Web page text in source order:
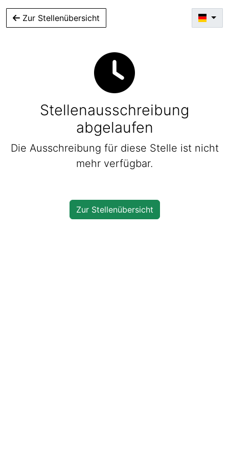
Zur Stellenübersicht
Stellenausschreibung
abgelaufen
Die Ausschreibung für diese Stelle ist nicht
mehr verfügbar.
Zur Stellenübersicht